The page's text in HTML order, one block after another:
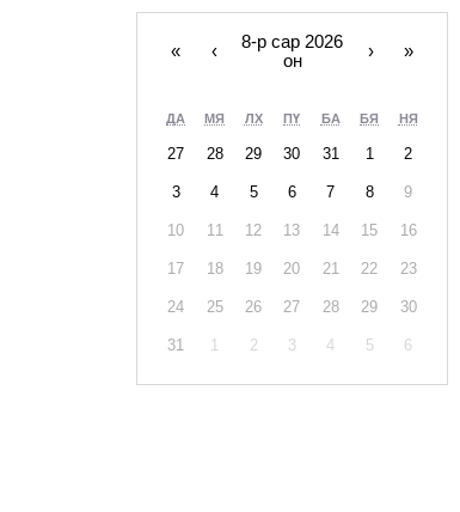
« ‹
8-р сар 2026
он
› »
ДА МЯ ЛХ ПҮ БА БЯ НЯ
27 28 29 30 31 1 2
3 4 5 6 7 8 9
10 11 12 13 14 15 16
17 18 19 20 21 22 23
24 25 26 27 28 29 30
31 1 2 3 4 5 6